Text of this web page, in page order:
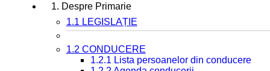
1. Despre Primarie
1.1 LEGISLAȚIE
1.2 CONDUCERE
1.2.1 Lista persoanelor din conducere